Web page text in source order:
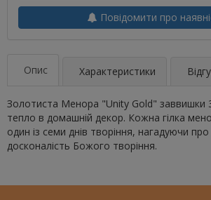
Повідомити про
Опис Характеристики
Золотиста Менора "Unity Gold" заввишки
тепло в домашній декор. Кожна гілка
один із семи днів творіння, нагадуючи про
досконалість Божого творіння.